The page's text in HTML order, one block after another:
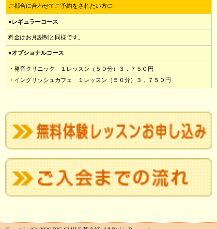
ご都合に合わせてご予約をされたい方に
●レギュラーコース
料金はお月謝制と同様です。
●オプショナルコース
・発音クリニック １レッスン（５０分）３，７５０円
・イングリッシュカフェ １レッスン（５０分）３，７５０円